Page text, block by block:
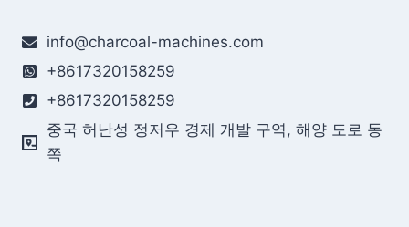
info@charcoal-machines.com
+8617320158259
+8617320158259
중국 허난성 정저우 경제 개발 구역, 해양 도로 동
쪽